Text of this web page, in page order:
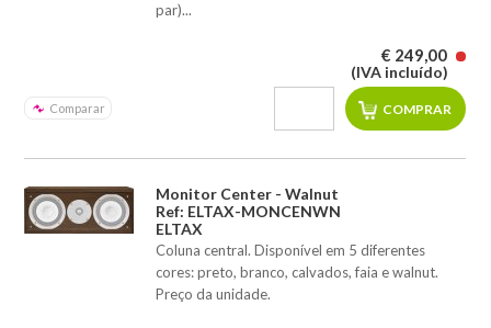
par)...
Comparar
€ 249,00
(IVA incluído)
Monitor Center - Walnut
Ref: ELTAX-MONCENWN
ELTAX
Coluna central. Disponível em 5 diferentes
cores: preto, branco, calvados, faia e walnut.
Preço da unidade.